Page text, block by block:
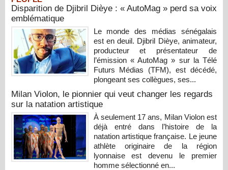
Disparition de Djibril Dièye : « AutoMag » perd sa voix
emblématique
Le monde des médias sénégalais
est en deuil. Djibril Dièye, animateur,
producteur et présentateur de
l’émission « AutoMag » sur la Télé
Futurs Médias (TFM), est décédé,
plongeant ses collègues, ses...
Milan Violon, le pionnier qui veut changer les regards
sur la natation artistique
À seulement 17 ans, Milan Violon est
déjà entré dans l’histoire de la
natation artistique française. Le jeune
athlète originaire de la région
lyonnaise est devenu le premier
homme sélectionné en...